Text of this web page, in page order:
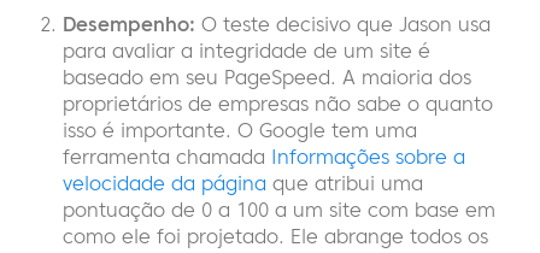
Desempenho: O teste decisivo que Jason usa
para avaliar a integridade de um site é
baseado em seu PageSpeed. A maioria dos
proprietários de empresas não sabe o quanto
isso é importante. O Google tem uma
ferramenta chamada Informações sobre a
velocidade da página que atribui uma
pontuação de 0 a 100 a um site com base em
como ele foi projetado. Ele abrange todos os